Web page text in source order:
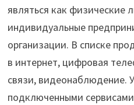
являться как физические
индивидуальные
организации. В списке
в интернет, цифровая
связи, видеонаблюдение.
подключенными